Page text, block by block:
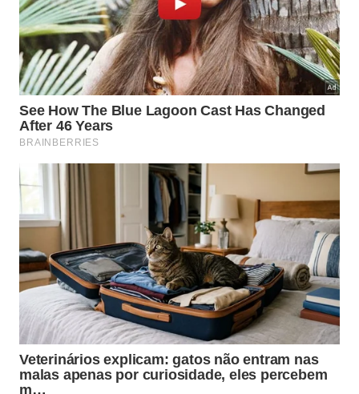
Para finalizar a higienização do piso, panos úmidos
acoplados a rodos funcionam perfeitamente na
remoção de manchas leves. Essa estratégia
consome pouquíssimo líquido, mantém a
organização e assegura que a estrutura continue
totalmente protegida contra
umidadeexcessive e
infiltrações nas
paredes externas.